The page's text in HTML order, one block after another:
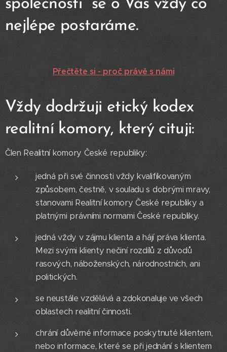
společnosti se o Vás vždy co
nejlépe postaráme.
Přečtěte si - proč právě s námi
Vždy dodržuji etický kodex
realitní komory, který cituji:
Člen Realitní komory České republiky:
jedná při své činnosti vždy kvalifikovaným
způsobem, čestně, v souladu s dobrými mravy,
stanovami Realitní komory České republiky a
platnými právními normami České republiky.
jedná vždy v zájmu klienta a hájí práva klienta.
Mezi svými klienty nečiní rozdílů z důvodů
rasových, náboženských, národnostních, ani
politických.
se neustále vzdělává a zdokonaluje ve všech
oblastech realitní činnosti.
chrání důvěrné informace poskytnuté klientem,
nebo informace, které se při jednání s klientem